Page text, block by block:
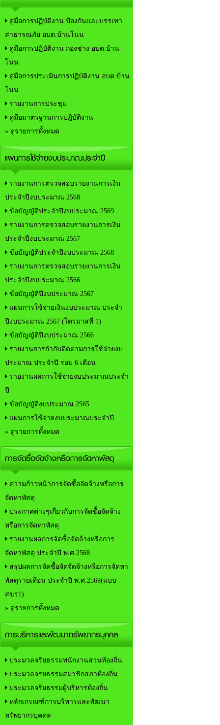
คู่มือการปฏิบัติงาน ป้องกันและบรรเทา
สาธารณภัย อบต.บ้านโนน
คู่มือการปฏิบัติงาน กองช่าง อบต.บ้าน
โนน
คู่มือการประเมินการปฏิบัติงาน อบต.บ้าน
โนน
รายงานการประชุม
คู่มือมาตรฐานการปฎิบัติงาน
» ดูรายการทั้งหมด
แผนการใช้จ่ายงบประมาณประจำปี
รายงานการตรวจสอบรายงานการเงิน
ประจำปีงบประมาณ 2568
ข้อบัญญัติประจำปีงบประมาณ 2569
รายงานการตรวจสอบรายงานการเงิน
ประจำปีงบประมาณ 2567
ข้อบัญญัติประจำปีงบประมาณ 2568
รายงานการตรวจสอบรายงานการเงิน
ประจำปีงบประมาณ 2566
ข้อบัญญัติปีงบประมาณ 2567
แผนการใช้จ่ายเงินงบประมาณ ประจำ
ปีงบประมาณ 2567 (ไตรมาสที่ 1)
ข้อบัญญัติปีงบประมาณ 2566
รายงานการกำกับติดตามการใช้จ่ายงบ
ประมาณ ประจำปี รอบ 6 เดือน
รายงานผลการใช้จ่ายงบประมาณประจำ
ปี
ข้อบัญญัติงบประมาณ 2565
แผนการใช้จ่ายงบประมาณประจำปี
» ดูรายการทั้งหมด
การจัดซื้อจัดจ้างหรือการจัดหาพัสดุ
ความก้าวหน้าการจัดซื้อจัดจ้างหรือการ
จัดหาพัสดุ
ประกาศต่างๆเกี่ยวกับการจัดซื้อจัดจ้าง
หรือการจัดหาพัสดุ
รายงานผลการจัดซื้อจัดจ้างหรือการ
จัดหาพัสดุ ประจำปี พ.ศ.2568
สรุปผลการจัดซื้อจัดจัดจ้างหรือการจัดหา
พัสดุรายเดือน ประจำปี พ.ศ.2569(แบบ
สขร1)
» ดูรายการทั้งหมด
การบริหารและพัฒนาทรัพยากรบุคคล
ประมวลจริยธรรมพนักงานส่วนท้องถิ่น
ประมวลจรยธรรมสมาชิกสภาท้องถิ่น
ประมวลจริยธรรมผู้บริหารท้องถิ่น
หลักเกรณฑ์การบริหารและพัฒนา
ทรัพยากรบุคคล